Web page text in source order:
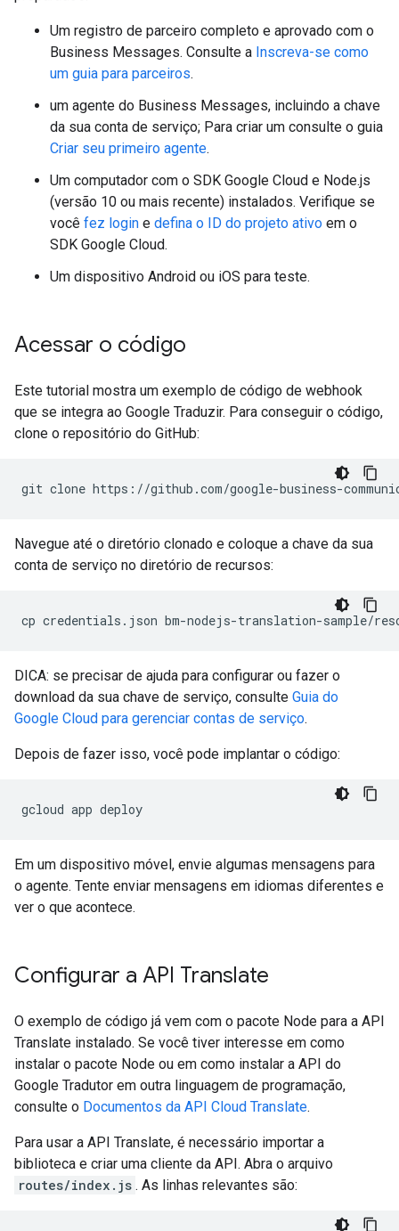
Um registro de parceiro completo e aprovado com o
Business Messages. Consulte a Inscreva-se como
um guia para parceiros.
um agente do Business Messages, incluindo a chave
da sua conta de serviço; Para criar um consulte o guia
Criar seu primeiro agente.
Um computador com o SDK Google Cloud e Node.js
(versão 10 ou mais recente) instalados. Verifique se
você fez login e defina o ID do projeto ativo em o
SDK Google Cloud.
Um dispositivo Android ou iOS para teste.
Acessar o código
Este tutorial mostra um exemplo de código de webhook
que se integra ao Google Traduzir. Para conseguir o código,
clone o repositório do GitHub:
Navegue até o diretório clonado e coloque a chave da sua
conta de serviço no diretório de recursos:
DICA: se precisar de ajuda para configurar ou fazer o
download da sua chave de serviço, consulte Guia do
Google Cloud para gerenciar contas de serviço.
Depois de fazer isso, você pode implantar o código:
Em um dispositivo móvel, envie algumas mensagens para
o agente. Tente enviar mensagens em idiomas diferentes e
ver o que acontece.
Configurar a API Translate
O exemplo de código já vem com o pacote Node para a API
Translate instalado. Se você tiver interesse em como
instalar o pacote Node ou em como instalar a API do
Google Tradutor em outra linguagem de programação,
consulte o Documentos da API Cloud Translate.
Para usar a API Translate, é necessário importar a
biblioteca e criar uma cliente da API. Abra o arquivo
routes/index.js . As linhas relevantes são: